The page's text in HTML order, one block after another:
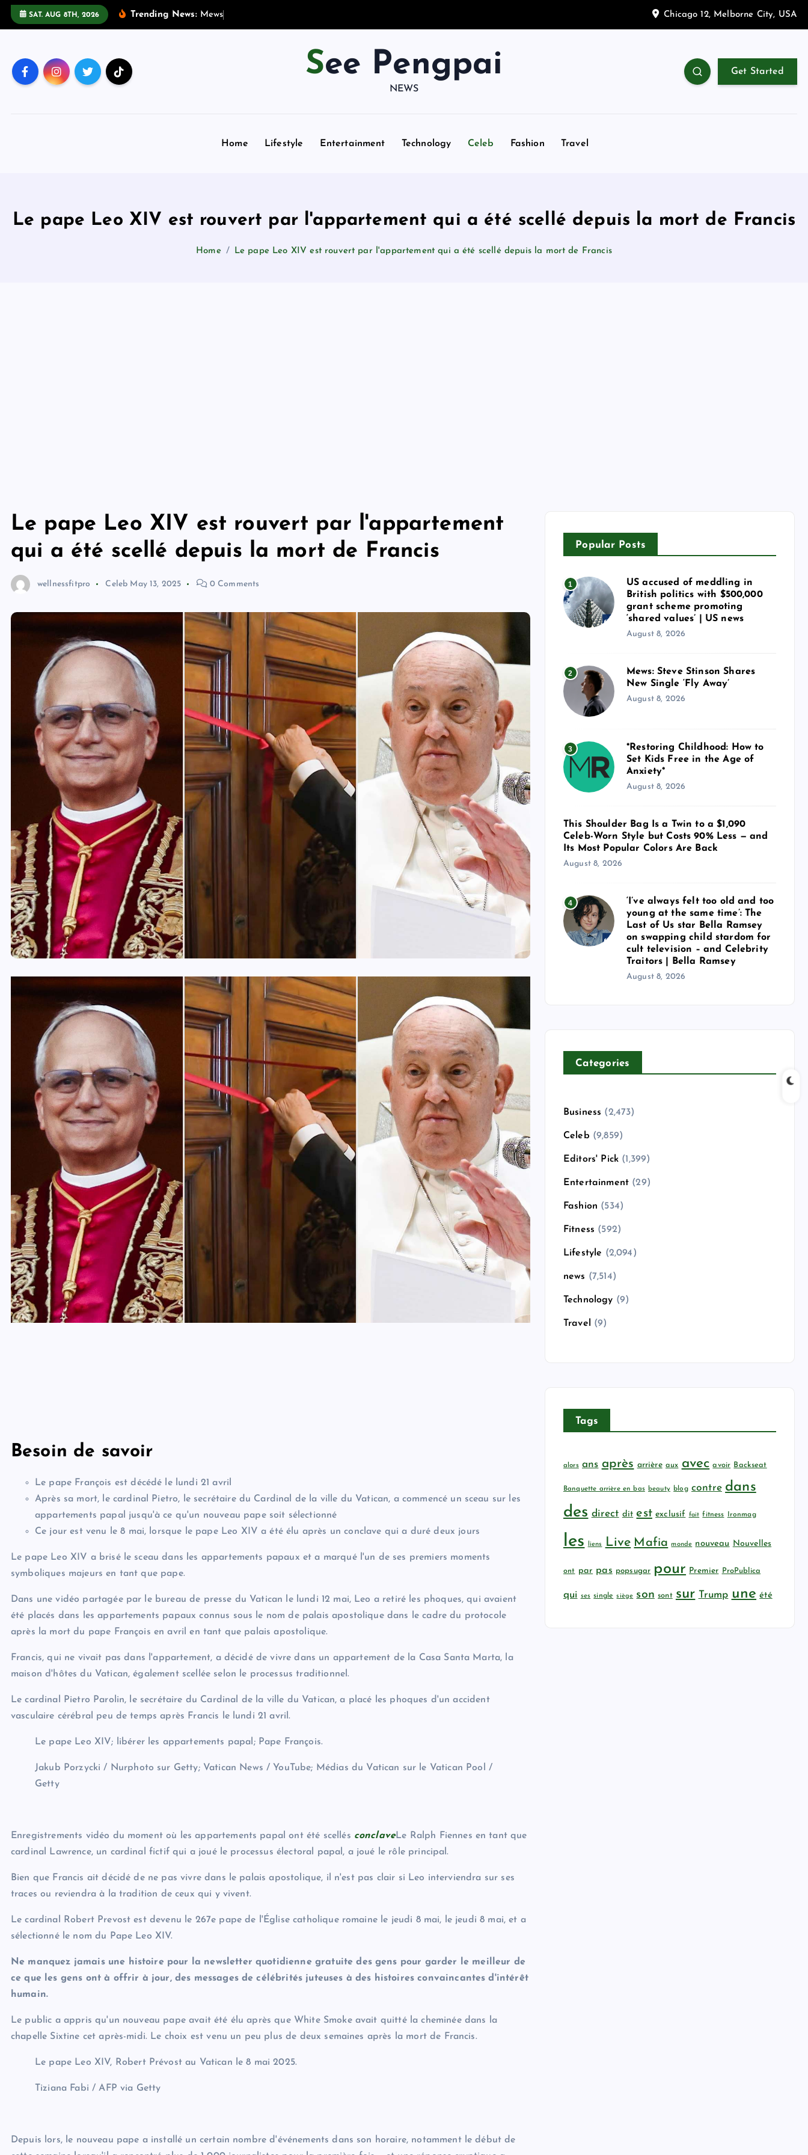
SAT. AUG 8TH, 2026 Trending News: Mews Chicago 12, Melborne City, USA
See Pengpai
NEWS
Get Started
Home Lifestyle Entertainment Technology Celeb Fashion Travel
Le pape Leo XIV est rouvert par l'appartement qui a été scellé depuis la mort de Francis
Home Le pape Leo XIV est rouvert par l'appartement qui a été scellé depuis la mort de Francis
Le pape Leo XIV est rouvert par l'appartement
qui a été scellé depuis la mort de Francis
wellnessfitpro Celeb May 13, 2025 0 Comments
Besoin de savoir
Le pape François est décédé le lundi 21 avril
Après sa mort, le cardinal Pietro, le secrétaire du Cardinal de la ville du Vatican, a commencé un sceau sur les
appartements papal jusqu'à ce qu'un nouveau pape soit sélectionné
Ce jour est venu le 8 mai, lorsque le pape Leo XIV a été élu après un conclave qui a duré deux jours
Le pape Leo XIV a brisé le sceau dans les appartements papaux et a marqué l'un de ses premiers moments
symboliques majeurs en tant que pape.
Dans une vidéo partagée par le bureau de presse du Vatican le lundi 12 mai, Leo a retiré les phoques, qui avaient
été placés dans les appartements papaux connus sous le nom de palais apostolique dans le cadre du protocole
après la mort du pape François en avril en tant que palais apostolique.
Francis, qui ne vivait pas dans l'appartement, a décidé de vivre dans un appartement de la Casa Santa Marta, la
maison d'hôtes du Vatican, également scellée selon le processus traditionnel.
Le cardinal Pietro Parolin, le secrétaire du Cardinal de la ville du Vatican, a placé les phoques d'un accident
vasculaire cérébral peu de temps après Francis le lundi 21 avril.
Le pape Leo XIV; libérer les appartements papal; Pape François.
Jakub Porzycki / Nurphoto sur Getty; Vatican News / YouTube; Médias du Vatican sur le Vatican Pool /
Getty
Enregistrements vidéo du moment où les appartements papal ont été scellés conclaveLe Ralph Fiennes en tant que
cardinal Lawrence, un cardinal fictif qui a joué le processus électoral papal, a joué le rôle principal.
Bien que Francis ait décidé de ne pas vivre dans le palais apostolique, il n'est pas clair si Leo interviendra sur ses
traces ou reviendra à la tradition de ceux qui y vivent.
Le cardinal Robert Prevost est devenu le 267e pape de l'Église catholique romaine le jeudi 8 mai, le jeudi 8 mai, et a
sélectionné le nom du Pape Leo XIV.
Ne manquez jamais une histoire pour la newsletter quotidienne gratuite des gens pour garder le meilleur de
ce que les gens ont à offrir à jour, des messages de célébrités juteuses à des histoires convaincantes d'intérêt
humain.
Le public a appris qu'un nouveau pape avait été élu après que White Smoke avait quitté la cheminée dans la
chapelle Sixtine cet après-midi. Le choix est venu un peu plus de deux semaines après la mort de Francis.
Le pape Leo XIV, Robert Prévost au Vatican le 8 mai 2025.
Tiziana Fabi / AFP via Getty
Depuis lors, le nouveau pape a installé un certain nombre d'événements dans son horaire, notamment le début de
Popular Posts
1
US accused of meddling in
British politics with $500,000
grant scheme promoting
‘shared values’ | US news
August 8, 2026
2
Mews: Steve Stinson Shares
New Single ‘Fly Away’
August 8, 2026
3
*Restoring Childhood: How to
Set Kids Free in the Age of
Anxiety*
August 8, 2026
This Shoulder Bag Is a Twin to a $1,090
Celeb-Worn Style but Costs 90% Less — and
Its Most Popular Colors Are Back
August 8, 2026
4
‘I’ve always felt too old and too
young at the same time’: The
Last of Us star Bella Ramsey
on swapping child stardom for
cult television – and Celebrity
Traitors | Bella Ramsey
August 8, 2026
Categories
Business (2,473)
Celeb (9,859)
Editors' Pick (1,399)
Entertainment (29)
Fashion (534)
Fitness (592)
Lifestyle (2,094)
news (7,514)
Technology (9)
Travel (9)
Tags
alors ans après arrière aux avec avoir Backseat
Banquette arrière en bas beauty blog contre dans
des direct dit est exclusif fait fitness Ironmag
les liens Live Mafia monde nouveau Nouvelles
ont par pas popsugar pour Premier ProPublica
qui ses single siège son sont sur Trump une été